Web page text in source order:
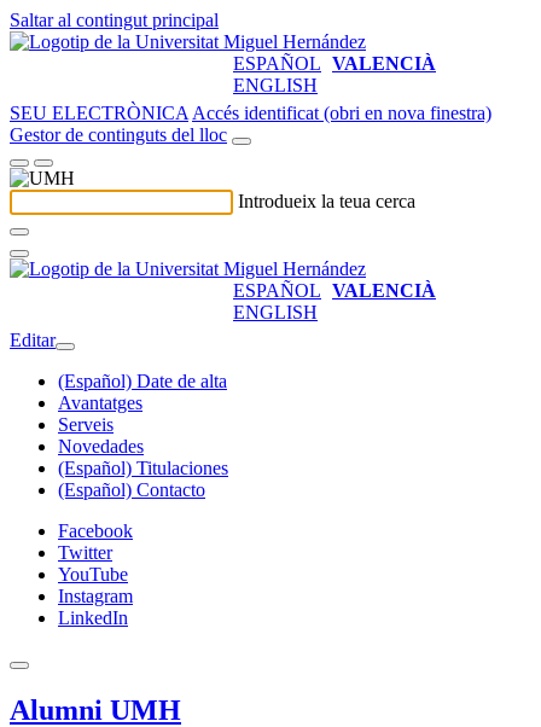
Saltar al contingut principal
ESPAÑOL VALENCIÀ
ENGLISH
SEU ELECTRÒNICA Accés identificat (obri en nova finestra)
Gestor de continguts del lloc
Introdueix la teua cerca
ESPAÑOL VALENCIÀ
ENGLISH
Editar
(Español) Date de alta
Avantatges
Serveis
Novedades
(Español) Titulaciones
(Español) Contacto
Facebook
Twitter
YouTube
Instagram
LinkedIn
Alumni UMH